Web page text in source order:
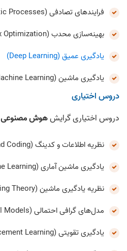
فرایندهای تصادفی (Stochastic Processes)
بهینه‌سازی محدب (Convex Optimization)
یادگیری عمیق (Deep Learning)
یادگیری ماشین (Machine Learning)
دروس اختیاری
دروس اختیاری گرایشهوش مصنوعی
نظریه اطلاعات و کدینگ (Information Theory and Coding)
یادگیری ماشین آماری (Statistical Machine Learning)
نظریه یادگیری ماشین (Machine Learning Theory)
مدل‌های گرافی احتمالی (Probabilistic Graphical Models)
یادگیری تقویتی (Reinforcement Learning)